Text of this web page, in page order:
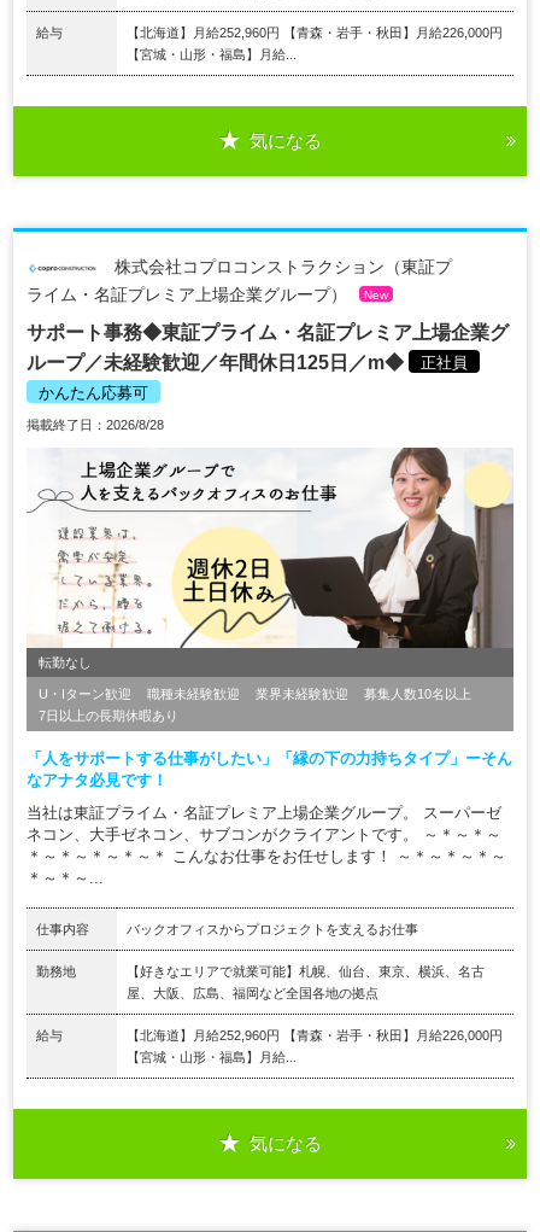
給与
【北海道】月給252,960円 【青森・岩手・秋田】月給226,000円
【宮城・山形・福島】月給...
気になる
株式会社コプロコンストラクション（東証プ
ライム・名証プレミア上場企業グループ）
New
サポート事務◆東証プライム・名証プレミア上場企業グ
ループ／未経験歓迎／年間休日125日／m◆
正社員
かんたん応募可
掲載終了日：2026/8/28
転勤なし
U・Iターン歓迎 職種未経験歓迎 業界未経験歓迎
募集人数10名以上
7日以上の長期休暇あり
「人をサポートする仕事がしたい」「縁の下の力持ちタイプ」ーそん
なアナタ必見です！
当社は東証プライム・名証プレミア上場企業グループ。 スーパーゼ
ネコン、大手ゼネコン、サブコンがクライアントです。 ～＊～＊～
＊～＊～＊～＊～＊ こんなお仕事をお任せします！ ～＊～＊～＊～
＊～＊～...
仕事内容 バックオフィスからプロジェクトを支えるお仕事
勤務地
【好きなエリアで就業可能】札幌、仙台、東京、横浜、名古
屋、大阪、広島、福岡など全国各地の拠点
給与
【北海道】月給252,960円 【青森・岩手・秋田】月給226,000円
【宮城・山形・福島】月給...
気になる